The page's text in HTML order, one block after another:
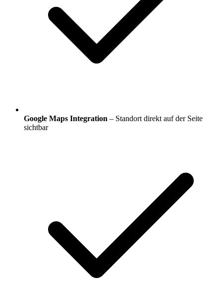
Google Maps Integration – Standort direkt auf der Seite
sichtbar